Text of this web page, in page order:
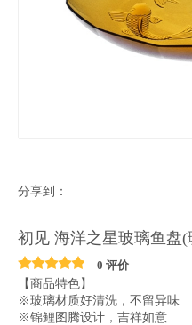
分享到：
初见 海洋之星玻璃鱼盘
0 评价
【商品特色】
※玻璃材质好清洗，不留异味
※锦鲤图腾设计，吉祥如意